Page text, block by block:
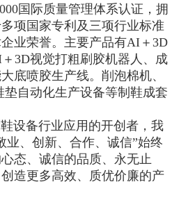
国际质量管理体系认证，拥
项国家专利及三项行业标准
业荣誉。主要产品有AI＋3D
3D视觉打粗刷胶机器人、成
底喷胶生产线。削泡棉机、
自动化生产设备等制鞋成套
备行业应用的开创者，我
业、创新、合作、诚信”始终
态、诚信的品质、永无止
造更多高效、质优价廉的产